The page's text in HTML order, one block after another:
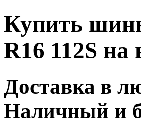
Купить
R16 112S на
Доставка в
Наличный и